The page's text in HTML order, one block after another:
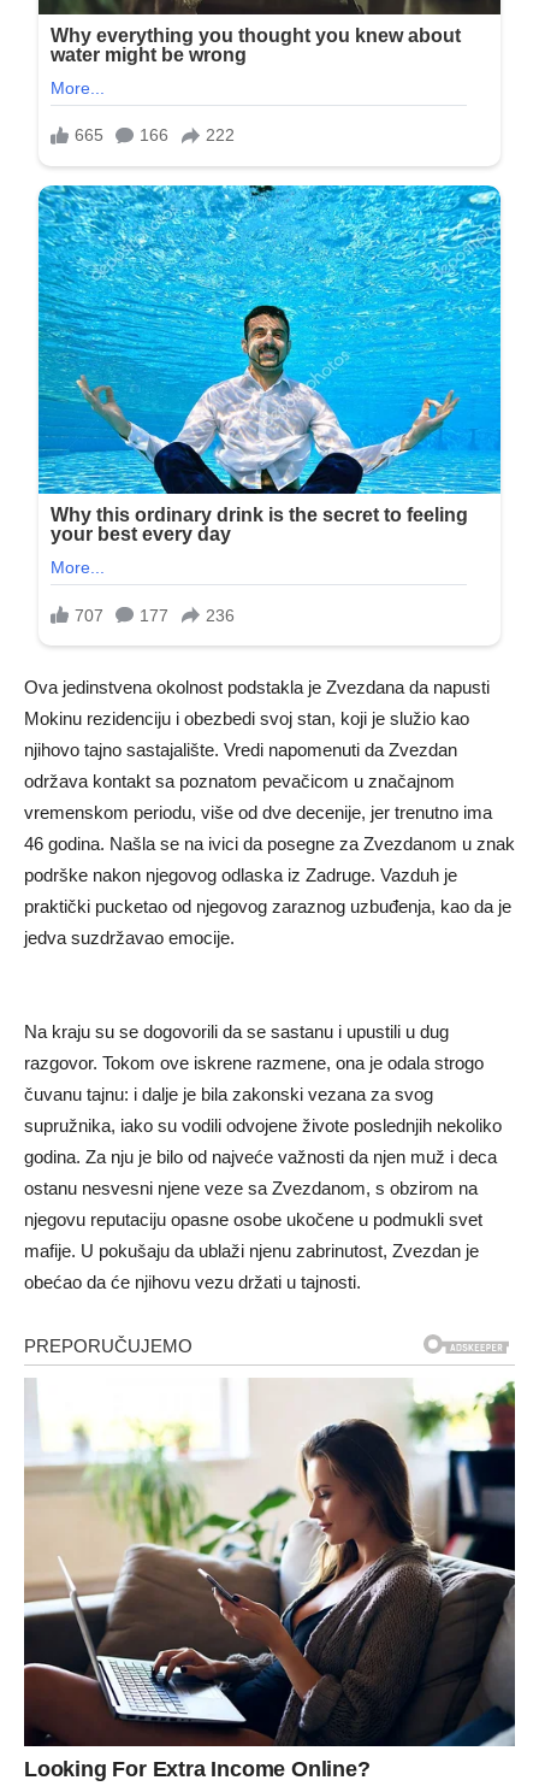
Ova jedinstvena okolnost podstakla je Zvezdana da napusti
Mokinu rezidenciju i obezbedi svoj stan, koji je služio kao
njihovo tajno sastajalište. Vredi napomenuti da Zvezdan
održava kontakt sa poznatom pevačicom u značajnom
vremenskom periodu, više od dve decenije, jer trenutno ima
46 godina. Našla se na ivici da posegne za Zvezdanom u znak
podrške nakon njegovog odlaska iz Zadruge. Vazduh je
praktički pucketao od njegovog zaraznog uzbuđenja, kao da je
jedva suzdržavao emocije.
Na kraju su se dogovorili da se sastanu i upustili u dug
razgovor. Tokom ove iskrene razmene, ona je odala strogo
čuvanu tajnu: i dalje je bila zakonski vezana za svog
supružnika, iako su vodili odvojene živote poslednjih nekoliko
godina. Za nju je bilo od najveće važnosti da njen muž i deca
ostanu nesvesni njene veze sa Zvezdanom, s obzirom na
njegovu reputaciju opasne osobe ukočene u podmukli svet
mafije. U pokušaju da ublaži njenu zabrinutost, Zvezdan je
obećao da će njihovu vezu držati u tajnosti.